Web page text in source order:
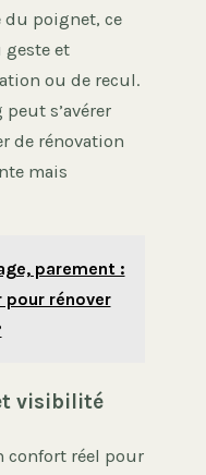
poignet, ce
et
ou de recul.
s’avérer
de rénovation
mais
parement :
rénover
visibilité
confort réel pour